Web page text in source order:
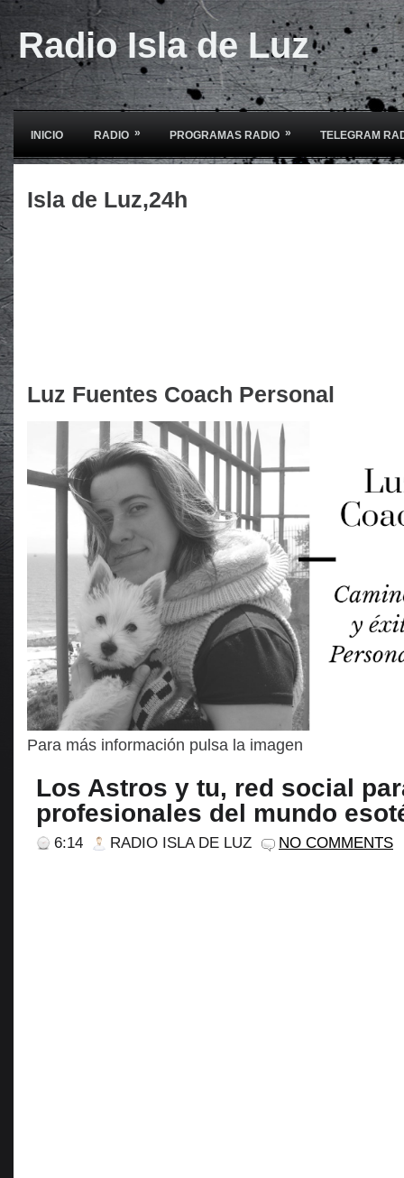
Radio Isla de Luz
INICIO RADIO » PROGRAMAS RADIO » TELEGRAM
Isla de Luz,24h
Luz Fuentes Coach Personal
Para más información pulsa la imagen
Los Astros y tu, red social
profesionales del mundo
6:14 RADIO ISLA DE LUZ NO COMMENTS